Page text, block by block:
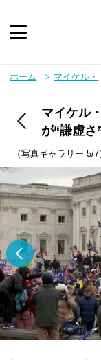
ピックアップ
ホーム マイケル・サンデル教
マイケル
が“謙虚さ
トは苦し
（写真ギャラリー 5/7